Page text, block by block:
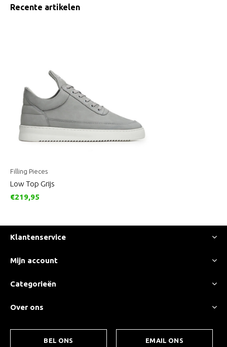
Recente artikelen
Filling Pieces
Low Top Grijs
€219,95
Klantenservice
Mijn account
Categorieën
Over ons
BEL ONS EMAIL ONS